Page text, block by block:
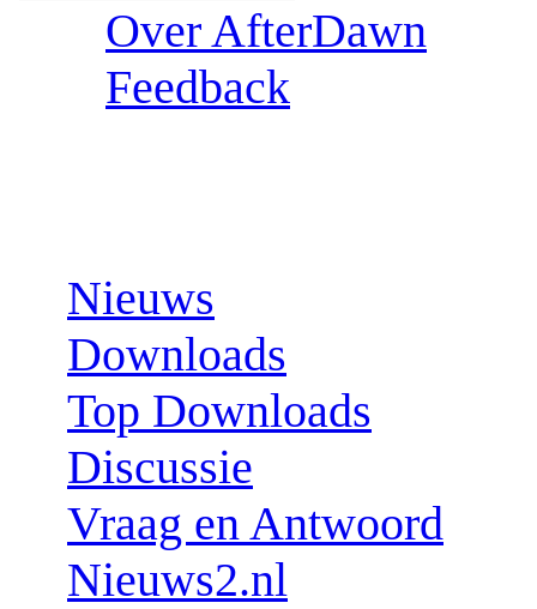
Over AfterDawn
Feedback
Nieuws
Downloads
Top Downloads
Discussie
Vraag en Antwoord
Nieuws2.nl